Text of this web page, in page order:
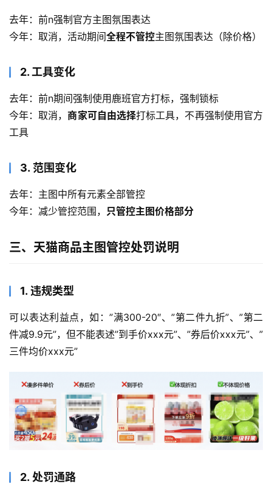
去年：前n强制官方主图氛围表达
今年：取消，活动期间全程不管控主图氛围表达（除价格）
2. 工具变化
去年：前n期间强制使用鹿班官方打标，强制锁标
今年：取消，商家可自由选择打标工具，不再强制使用官方
工具
3. 范围变化
去年：主图中所有元素全部管控
今年：减少管控范围， 只管控主图价格部分
三、天猫商品主图管控处罚说明
1. 违规类型
可以表达利益点，如：”满300-20″、”第二件九折”、”第二
件减9.9元”，但不能表述”到手价xxx元”、”券后价xxx元”、”
三件均价xxx元”
2. 处罚通路